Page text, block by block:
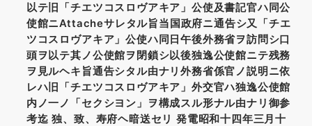
以テ旧「チエツコスロヴアキア」公使及書記官ハ同公
使館ニAttacheサレタル旨当国政府ニ通告シ又「チエ
ツコスロヴアキア」公使ハ同日午後外務省ヲ訪問シ口
頭ヲ以テ其ノ公使館ヲ閉鎖シ以後独逸公使館ニテ残務
ヲ見ルヘキ旨通告シタル由ナリ外務省係官ノ説明ニ依
レハ旧「チエツコスロヴアキア」外交官ハ独逸公使館
内ノ一ノ「セクシヨン」ヲ構成スル形ナル由ナリ御参
考迄 独、致、寿府ヘ暗送セリ 発電昭和十四年三月十